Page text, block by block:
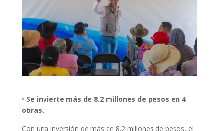
• Se invierte más de 8.2 millones de pesos en 4
obras.
Con una inversión de más de 8.2 millones de pesos, el